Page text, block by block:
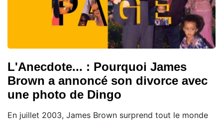
L'Anecdote... : Pourquoi James
Brown a annoncé son divorce avec
une photo de Dingo
En juillet 2003, James Brown surprend tout le monde